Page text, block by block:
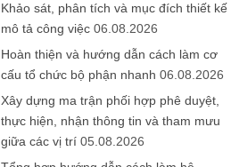
Khảo sát, phân tích và mục đích thiết kế
mô tả công việc 06.08.2026
Hoàn thiện và hướng dẫn cách làm cơ
cấu tổ chức bộ phận nhanh 06.08.2026
Xây dựng ma trận phối hợp phê duyệt,
thực hiện, nhận thông tin và tham mưu
giữa các vị trí 05.08.2026